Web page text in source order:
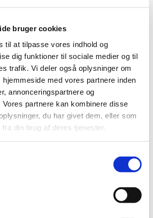
bruger cookies
til at tilpasse vores indhold og
dig funktioner til sociale medier og til
trafik. Vi deler også oplysninger om
hjemmeside med vores partnere inden
annonceringspartnere og
Vores partnere kan kombinere disse
du har givet dem, eller som
din brug af deres tjenester.